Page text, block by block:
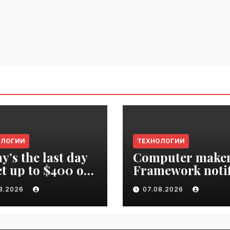
the last day
up to $400 off
2026 ticket |
ТЕХНОЛОГИИ
Computer
Framework
‘all customers’ of
data breach |
VseTime.ru
07.08.2026